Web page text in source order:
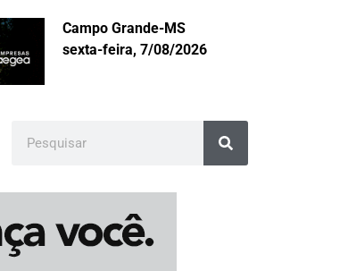
Campo Grande-MS
sexta-feira, 7/08/2026